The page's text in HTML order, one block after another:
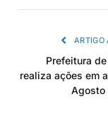
ARTIGO
Prefeitura
realiza ações em
Agosto